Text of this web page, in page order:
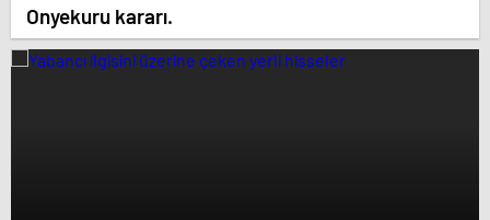
Onyekuru kararı.